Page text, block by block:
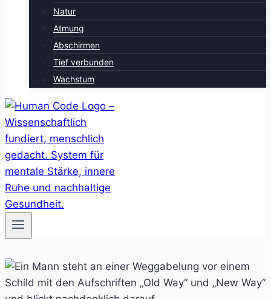
Natur
Atmung
Abschirmen
Tief verbunden
Wachstum